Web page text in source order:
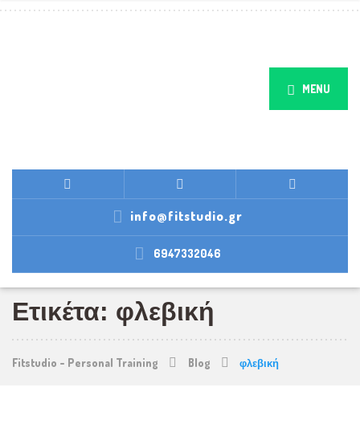
MENU
info@fitstudio.gr
6947332046
Ετικέτα: φλεβική
Fitstudio - Personal Training Blog φλεβική